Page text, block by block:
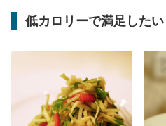
低カロリーで満足したい